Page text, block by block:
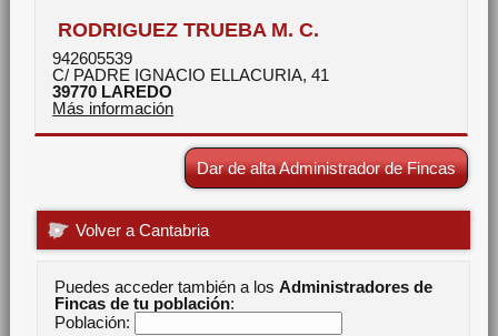
RODRIGUEZ TRUEBA M. C.
942605539
C/ PADRE IGNACIO ELLACURIA, 41
39770 LAREDO
Más información
Dar de alta Administrador de Fincas
Volver a Cantabria
Puedes acceder también a losAdministradores de
Fincas de tu población:
Población: